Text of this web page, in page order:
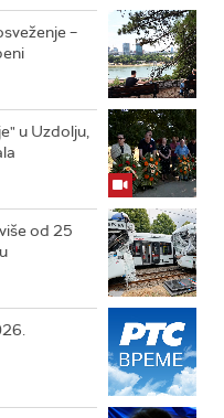
–
u Uzdolju,
od 25